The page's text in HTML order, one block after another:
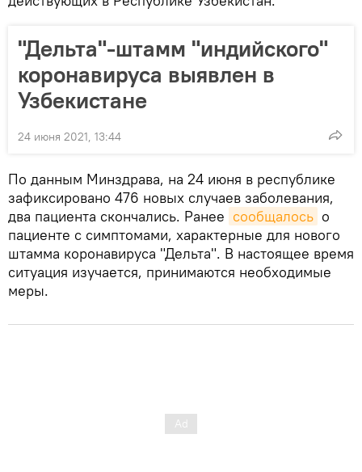
"Дельта"-штамм "индийского"
коронавируса выявлен в
Узбекистане
24 июня 2021, 13:44
По данным Минздрава, на 24 июня в республике
зафиксировано 476 новых случаев заболевания,
два пациента скончались. Ранее сообщалось о
пациенте с симптомами, характерные для нового
штамма коронавируса "Дельта". В настоящее время
ситуация изучается, принимаются необходимые
меры.